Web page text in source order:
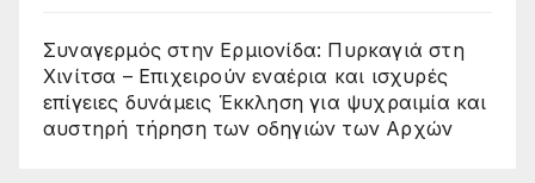
Συναγερμός στην Ερμιονίδα: Πυρκαγιά στη
Χινίτσα – Επιχειρούν εναέρια και ισχυρές
επίγειες δυνάμεις Έκκληση για ψυχραιμία και
αυστηρή τήρηση των οδηγιών των Αρχών